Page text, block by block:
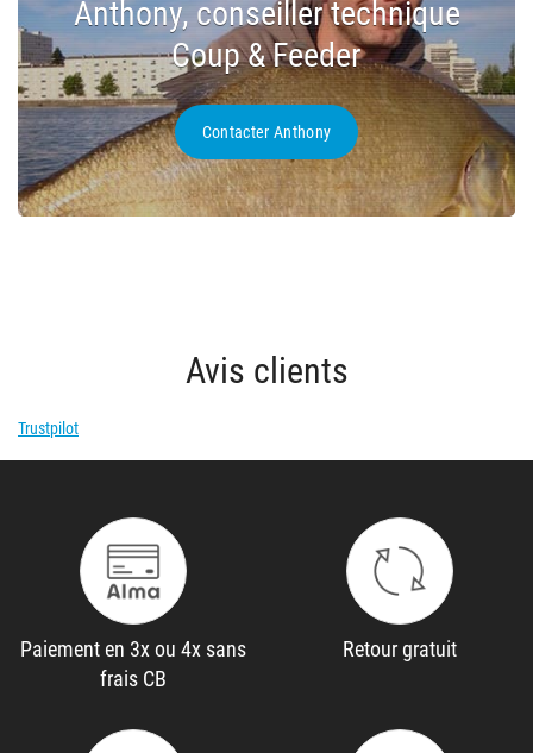
Anthony, conseiller technique
Coup & Feeder
Contacter Anthony
Avis clients
Trustpilot
Paiement en 3x ou 4x sans
frais CB
Retour gratuit